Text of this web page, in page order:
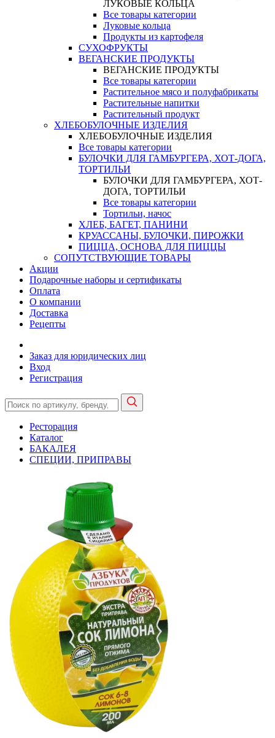
ЛУКОВЫЕ КОЛЬЦА
Все товары категории
Луковые кольца
Продукты из картофеля
СУХОФРУКТЫ
ВЕГАНСКИЕ ПРОДУКТЫ
ВЕГАНСКИЕ ПРОДУКТЫ
Все товары категории
Растительное мясо и полуфабрикаты
Растительные напитки
Растительный продукт
ХЛЕБОБУЛОЧНЫЕ ИЗДЕЛИЯ
ХЛЕБОБУЛОЧНЫЕ ИЗДЕЛИЯ
Все товары категории
БУЛОЧКИ ДЛЯ ГАМБУРГЕРА, ХОТ-ДОГА,
ТОРТИЛЬИ
БУЛОЧКИ ДЛЯ ГАМБУРГЕРА, ХОТ-
ДОГА, ТОРТИЛЬИ
Все товары категории
Тортильи, начос
ХЛЕБ, БАГЕТ, ПАНИНИ
КРУАССАНЫ, БУЛОЧКИ, ПИРОЖКИ
ПИЦЦА, ОСНОВА ДЛЯ ПИЦЦЫ
СОПУТСТВУЮЩИЕ ТОВАРЫ
Акции
Подарочные наборы и сертификаты
Оплата
О компании
Доставка
Рецепты
Заказ для юридических лиц
Вход
Регистрация
Ресторация
Каталог
БАКАЛЕЯ
СПЕЦИИ, ПРИПРАВЫ